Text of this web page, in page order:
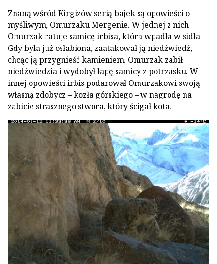
Znaną wśród Kirgizów serią bajek są opowieści o
myśliwym, Omurzaku Mergenie. W jednej z nich
Omurzak ratuje samicę irbisa, która wpadła w sidła.
Gdy była już osłabiona, zaatakował ją niedźwiedź,
chcąc ją przygnieść kamieniem. Omurzak zabił
niedźwiedzia i wydobył łapę samicy z potrzasku. W
innej opowieści irbis podarował Omurzakowi swoją
własną zdobycz – kozła górskiego – w nagrodę na
zabicie strasznego stwora, który ścigał kota.